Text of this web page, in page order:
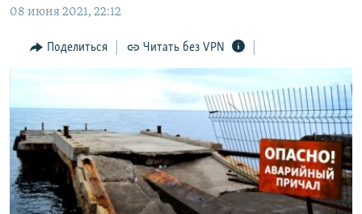
Вернутся
поиску
ИНТЕРАКТИВ
ИНФОГРАФИКА
ТЕЛЕПРОЕКТ КРЫМ.РЕАЛИИ
СОВЕТЫ ПРАВОЗАЩИТНИКОВ
ПРОПАВШИЕ БЕЗ ВЕСТИ
ПОБЕДИТЕЛЕЙ НЕ СУДЯТ?
КРЫМ.НЕПОКОРЕННЫЙ
РАДІО СВОБОДА
КАК ОБОЙТИ БЛОКИРОВКУ
Qırımtatar
ПРИСОЕДИНЯЙТЕСЬ!
08 июня 2021, 22:12
Поделиться Читать без VPN